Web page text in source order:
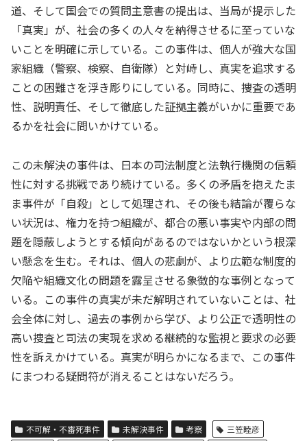
道、そして国会での質問主意書の提出は、当局が提示した
「真実」が、社会の多くの人々を納得させるに至っていな
いことを明確に示している。この事件は、個人が強大な国
家組織（警察、検察、自衛隊）と対峙し、真実を追求する
ことの困難さを浮き彫りにしている。同時に、捜査の透明
性、説明責任、そして徹底した証拠主義がいかに重要であ
るかを社会に問いかけている。
この未解決の事件は、日本の司法制度と法執行機関の信頼
性に対する挑戦であり続けている。多くの矛盾を抱えたま
ま事件が「自殺」として処理され、その後も結論が覆らな
い状況は、権力を持つ組織が、都合の悪い事実や内部の問
題を隠蔽しようとする傾向があるのではないかという根深
い懸念を生む。それは、個人の悲劇が、より広範な制度的
欠陥や組織文化の問題を露呈させる象徴的な事例となって
いる。この事件の真実が未だ解明されていないことは、社
会全体に対し、過去の事例から学び、より公正で透明性の
高い捜査と司法の実現を求める継続的な監視と要求の必要
性を訴えかけている。真実が明らかになるまで、この事件
にまつわる疑問符が消えることはないだろう。
不可解・不審死事件 未解決事件 考察
三笠睦彦